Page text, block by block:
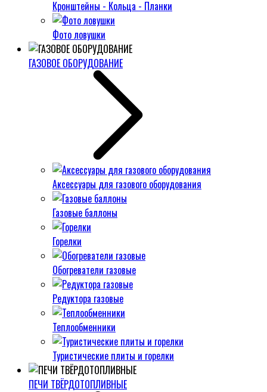
Кронштейны - Кольца - Планки
Фото ловушки
ГАЗОВОЕ ОБОРУДОВАНИЕ
Аксессуары для газового оборудования
Газовые баллоны
Горелки
Обогреватели газовые
Редуктора газовые
Теплообменники
Туристические плиты и горелки
ПЕЧИ ТВЁРДОТОПЛИВНЫЕ